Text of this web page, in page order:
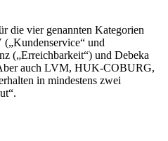
die vier genannten Kategorien
und
(„Erreichbarkeit“) und Debeka
auch LVM, HUK-COBURG,
in mindestens zwei